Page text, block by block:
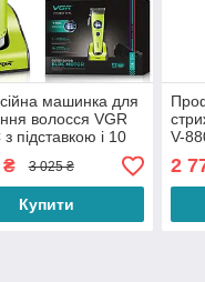
машинка для
волосся VGR
підставкою і 10
1,5-25 мм 7200
Green
3 025 ₴
Купити
V-
об./
2